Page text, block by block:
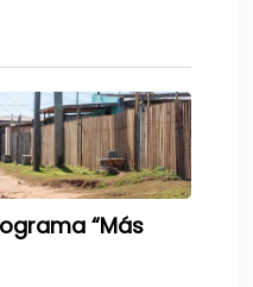
“Más